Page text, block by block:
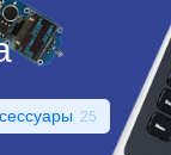
25